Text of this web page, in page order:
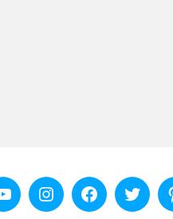
YoutubeInstagramFacebookTwitter